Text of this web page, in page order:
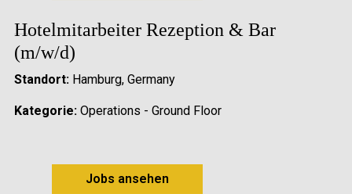
Hotelmitarbeiter Rezeption & Bar
(m/w/d)
Standort:Hamburg, Germany
Kategorie:Operations - Ground Floor
Jobs ansehen